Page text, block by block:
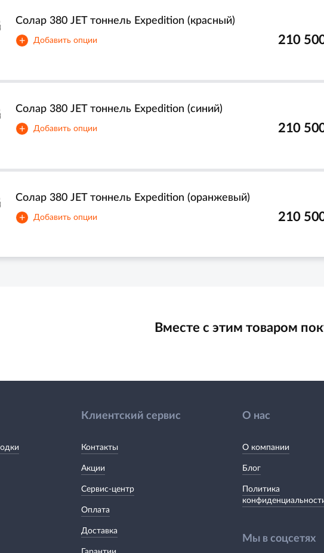
Солар 380 JET тоннель Expedition (красный)
+
Добавить опции 210
Солар 380 JET тоннель Expedition (синий)
+
Добавить опции 210
Солар 380 JET тоннель Expedition (оранжевый)
+
Добавить опции 210
Вместе с этим товаром
Клиентский сервис
Контакты
Акции
Сервис-центр
Оплата
Доставка
О нас
О компании
Блог
Политика
Мы в соцсетях